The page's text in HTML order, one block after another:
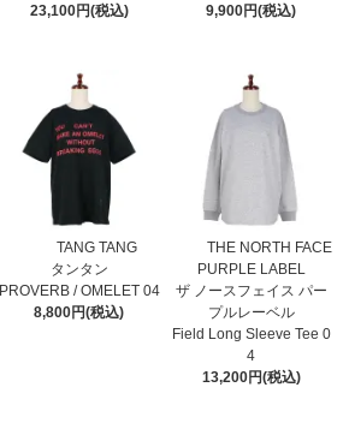
23,100円(税込)
9,900円(税込)
TANG TANG
タンタン
PROVERB / OMELET 04
8,800円(税込)
THE NORTH FACE
PURPLE LABEL
ザ ノースフェイス パー
プルレーベル
Field Long Sleeve Tee 0
4
13,200円(税込)